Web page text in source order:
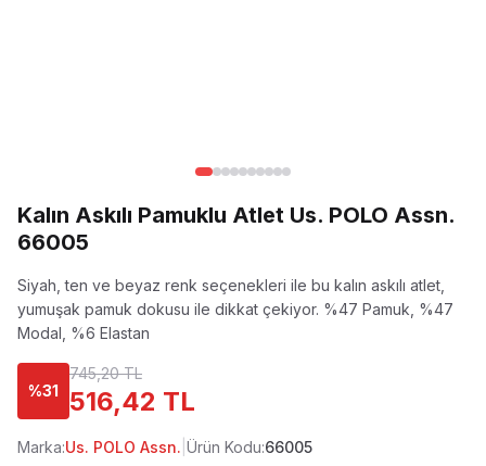
Kalın Askılı Pamuklu Atlet Us. POLO Assn.
66005
Siyah, ten ve beyaz renk seçenekleri ile bu kalın askılı atlet,
yumuşak pamuk dokusu ile dikkat çekiyor. %47 Pamuk, %47
Modal, %6 Elastan
%31
745,20 TL
516,42 TL
Marka:Us. POLO Assn. Ürün Kodu:66005